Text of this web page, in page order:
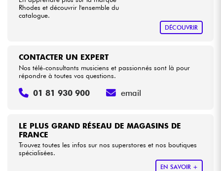
Packs
Rhodes et découvrir l'ensemble du
catalogue.
DÉCOUVRIR
LE PLUS GRAND RÉSEAU DE MAGASINS DE
FRANCE
Trouvez toutes les infos sur nos superstores et nos boutiques
spécialisées.
EN SAVOIR +
CONTACTER UN EXPERT
Nos télé-consultants musiciens et passionnés sont là pour
répondre à toutes vos questions.
01 81 930 900 email